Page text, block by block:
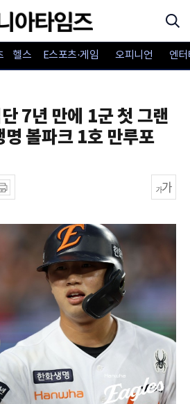
헬스 E스포츠·게임 오피니언 엔
7년 만에 1군 첫 그랜
볼파크 1호 만루포